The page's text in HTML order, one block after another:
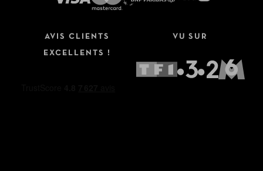
AVIS CLIENTS
EXCELLENTS !
VU SUR